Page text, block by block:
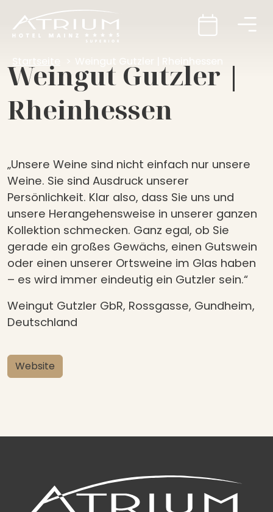
Startseite Weingut Gutzler | Rheinhessen
Weingut Gutzler |
Rheinhessen
„Unsere Weine sind nicht einfach nur unsere
Weine. Sie sind Ausdruck unserer
Persönlichkeit. Klar also, dass Sie uns und
unsere Herangehensweise in unserer ganzen
Kollektion schmecken. Ganz egal, ob Sie
gerade ein großes Gewächs, einen Gutswein
oder einen unserer Ortsweine im Glas haben
– es wird immer eindeutig ein Gutzler sein.“
Weingut Gutzler GbR, Rossgasse, Gundheim,
Deutschland
Website